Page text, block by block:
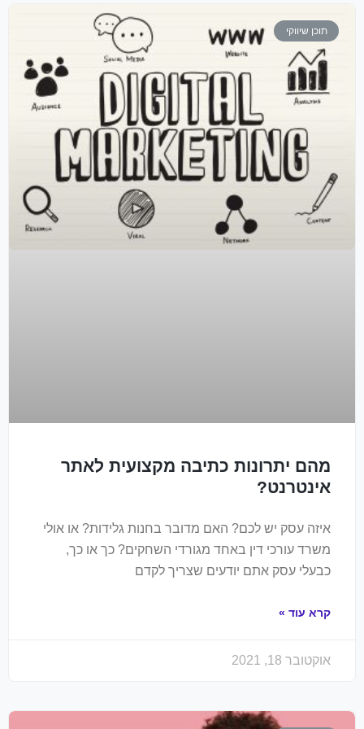
תוכן שיווקי
מהם יתרונות כתיבה מקצועית לאתר
אינטרנט?
איזה עסק יש לכם? האם מדובר בחנות גלידות? או אולי
משרד עורכי דין באחד מגורדי השחקים? כך או כך,
כבעלי עסק אתם יודעים שצריך לקדם
קרא עוד »
אוקטובר 18, 2021